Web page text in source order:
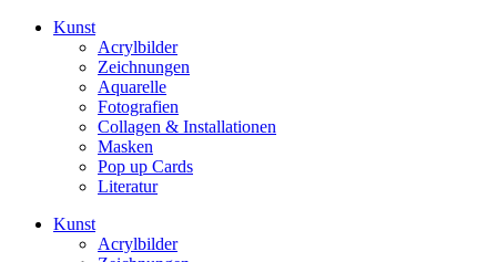
Kunst
Acrylbilder
Zeichnungen
Aquarelle
Fotografien
Collagen & Installationen
Masken
Pop up Cards
Literatur
Kunst
Acrylbilder